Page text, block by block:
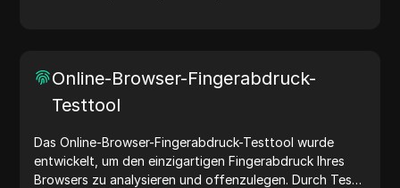
noch heute User-Agents!
Online-Browser-Fingerabdruck-
Testtool
Das Online-Browser-Fingerabdruck-Testtool wurde
entwickelt, um den einzigartigen Fingerabdruck Ihres
Browsers zu analysieren und offenzulegen. Durch Tests